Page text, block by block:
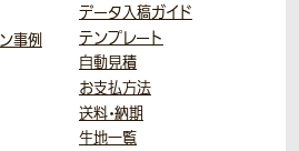
事例
データ入稿ガイド
テンプレート
自動見積
お支払方法
送料・納期
生地一覧